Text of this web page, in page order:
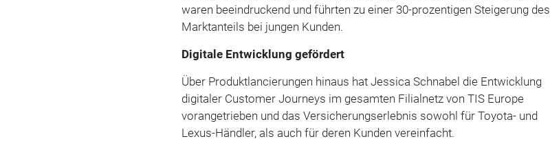
waren beeindruckend und führten zu einer 30-prozentigen Steigerung des
Marktanteils bei jungen Kunden.
Digitale Entwicklung gefördert
Über Produktlancierungen hinaus hat Jessica Schnabel die Entwicklung
digitaler Customer Journeys im gesamten Filialnetz von TIS Europe
vorangetrieben und das Versicherungserlebnis sowohl für Toyota- und
Lexus-Händler, als auch für deren Kunden vereinfacht.